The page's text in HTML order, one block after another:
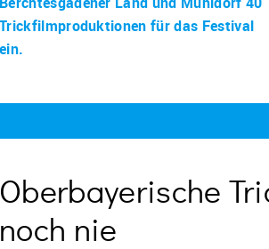
Oberbayerische
noch nie